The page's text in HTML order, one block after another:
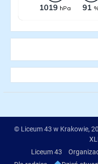
© Liceum 43 w Krakowie,
Liceum 43